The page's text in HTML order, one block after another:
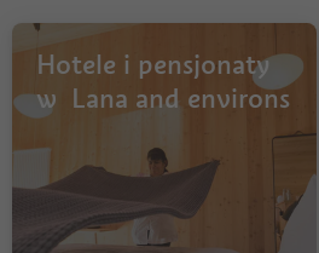
Hotele i pensjonaty
w Lana and environs